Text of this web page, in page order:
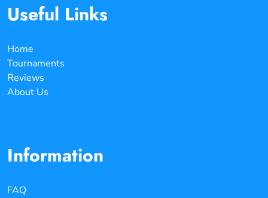
Useful Links
Home
Tournaments
Reviews
About Us
Information
FAQ